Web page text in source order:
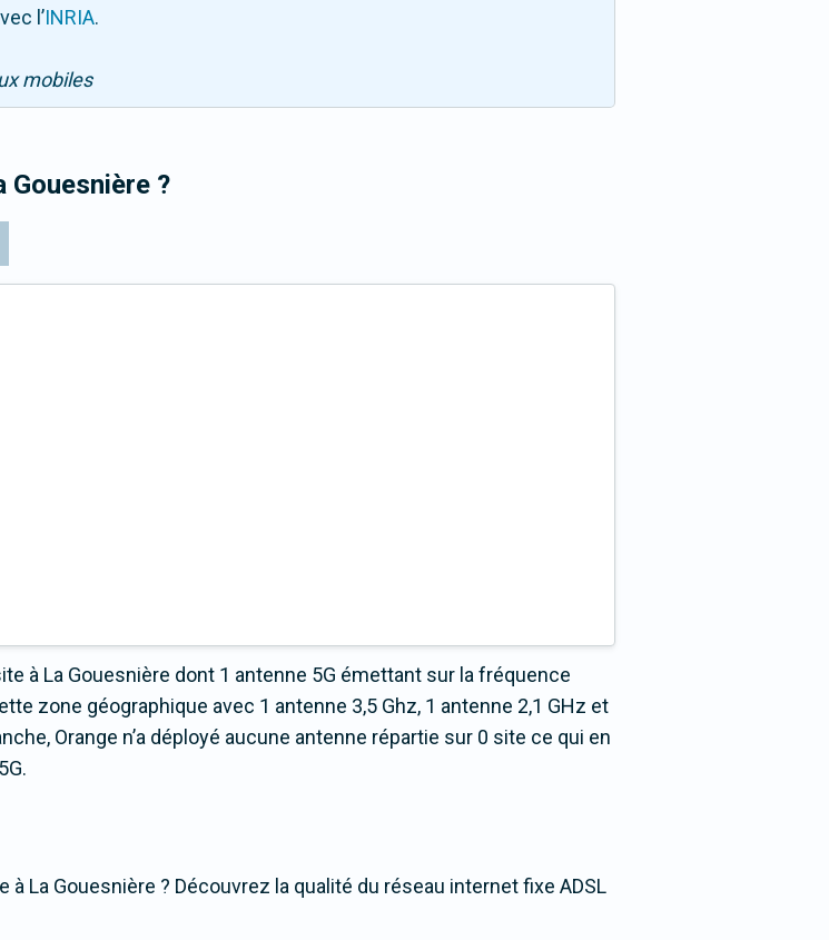
l ’INRIA.
mobiles
Gouesnière ?
à La Gouesnière dont 1 antenne 5G émettant sur la fréquence
zone géographique avec 1 antenne 3,5 Ghz, 1 antenne 2,1 GHz et
Orange n’a déployé aucune antenne répartie sur 0 site ce qui en
La Gouesnière ? Découvrez la qualité du réseau internet fixe ADSL